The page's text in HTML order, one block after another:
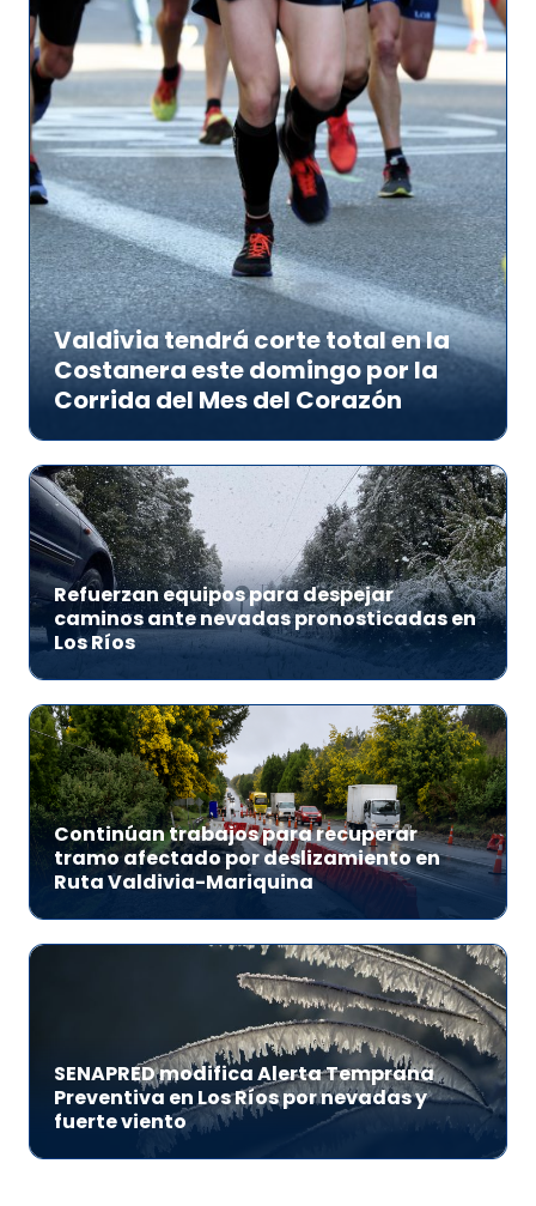
Valdivia tendrá corte total en la
Costanera este domingo por la
Corrida del Mes del Corazón
Refuerzan equipos para despejar
caminos ante nevadas pronosticadas en
Los Ríos
Continúan trabajos para recuperar
tramo afectado por deslizamiento en
Ruta Valdivia-Mariquina
SENAPRED modifica Alerta Temprana
Preventiva en Los Ríos por nevadas y
fuerte viento